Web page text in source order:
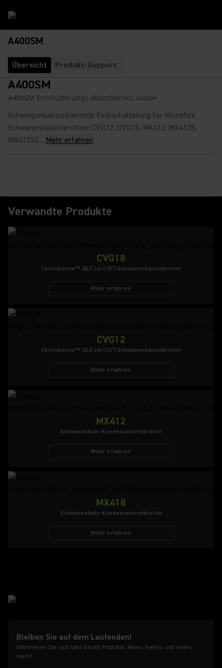
A400SM
Übersicht Produkt-Support
A400SM
A400SM Erschütterungs-absorberSKU: A400SM
Schwingunsabsorbierende Einbauhalterung für Microflex
Schwanenhalsmikrofone CVG12, CVG18, MX412, MX412S,
MX412SE... Mehr erfahren
Verwandte Produkte
CVG18
Centraverse™ 45,7 cm (18") Schwanenhalsmikrofon
Mehr erfahren
CVG12
Centraverse™ 30,5 cm (12") Schwanenhalsmikrofon
Mehr erfahren
MX412
Schwanenhals-Kondensatormikrofon
Mehr erfahren
MX418
Schwanenhals-Kondensatormikrofon
Mehr erfahren
Bleiben Sie auf dem Laufenden!
Informieren Sie sich über Shure Produkte, News, Events und vieles
mehr!